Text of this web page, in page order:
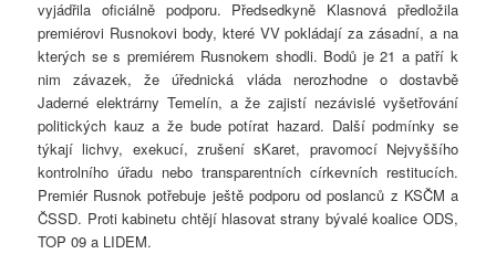
vyjádřila oficiálně podporu. Předsedkyně Klasnová předložila
premiérovi Rusnokovi body, které VV pokládají za zásadní, a na
kterých se s premiérem Rusnokem shodli. Bodů je 21 a patří k
nim závazek, že úřednická vláda nerozhodne o dostavbě
Jaderné elektrárny Temelín, a že zajistí nezávislé vyšetřování
politických kauz a že bude potírat hazard. Další podmínky se
týkají lichvy, exekucí, zrušení sKaret, pravomocí Nejvyššího
kontrolního úřadu nebo transparentních církevních restitucích.
Premiér Rusnok potřebuje ještě podporu od poslanců z KSČM a
ČSSD. Proti kabinetu chtějí hlasovat strany bývalé koalice ODS,
TOP 09 a LIDEM.